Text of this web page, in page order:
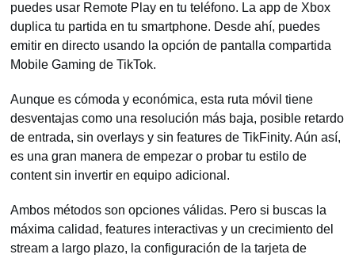
puedes usar Remote Play en tu teléfono. La app de Xbox
duplica tu partida en tu smartphone. Desde ahí, puedes
emitir en directo usando la opción de pantalla compartida
Mobile Gaming de TikTok.
Aunque es cómoda y económica, esta ruta móvil tiene
desventajas como una resolución más baja, posible retardo
de entrada, sin overlays y sin features de TikFinity. Aún así,
es una gran manera de empezar o probar tu estilo de
content sin invertir en equipo adicional.
Ambos métodos son opciones válidas. Pero si buscas la
máxima calidad, features interactivas y un crecimiento del
stream a largo plazo, la configuración de la tarjeta de